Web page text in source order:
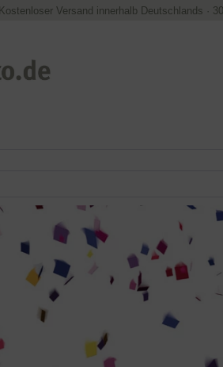
Kostenloser Versand innerhalb Deutschlands ·